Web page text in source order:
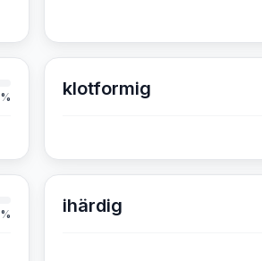
% klotformig
% ihärdig